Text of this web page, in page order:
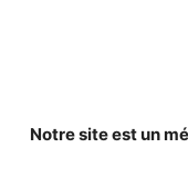
Notre site est un